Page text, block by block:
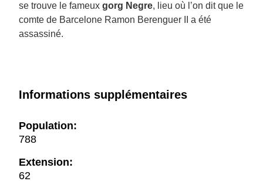
se trouve le fameux gorg Negre, lieu où l’on dit que le
comte de Barcelone Ramon Berenguer II a été
assassiné.
Informations supplémentaires
Population:
788
Extension:
62